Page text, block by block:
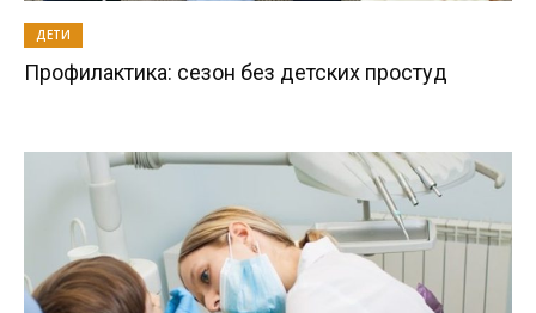
ДЕТИ
Профилактика: сезон без детских простуд